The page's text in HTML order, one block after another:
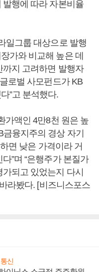
행에 따라 자본비율
일그룹 대상으로 발행
가와 비교해 높은 데
지 고려하면 발행자
로벌 사모펀드가 KB
”고 분석했다.
가액인 4만8천 원은 높
융지주의 경상 자기
면 낮은 가격이라 거
”며 “은행주가 본질가
되고 있었는지 다시
라봤다. [비즈니스포스
신